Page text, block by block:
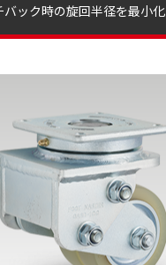
バック時の旋回半径を最小化